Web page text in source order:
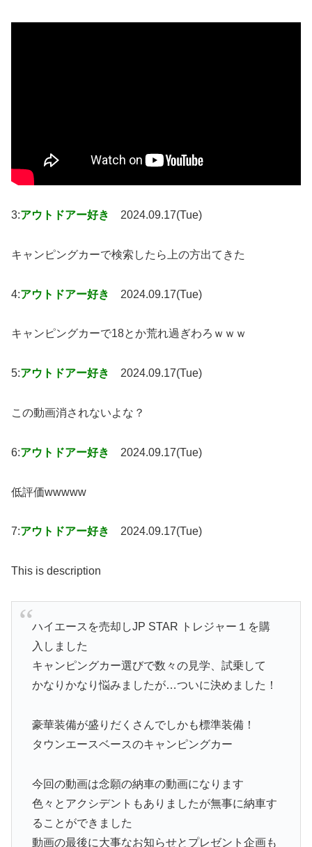
3:アウトドアー好き 2024.09.17(Tue)
キャンピングカーで検索したら上の方出てきた
4:アウトドアー好き 2024.09.17(Tue)
キャンピングカーで18とか荒れ過ぎわろｗｗｗ
5:アウトドアー好き 2024.09.17(Tue)
この動画消されないよな？
6:アウトドアー好き 2024.09.17(Tue)
低評価wwwww
7:アウトドアー好き 2024.09.17(Tue)
This is description
ハイエースを売却しJP STAR トレジャー１を購
入しました
キャンピングカー選びで数々の見学、試乗して
かなりかなり悩みましたが…ついに決めました！
豪華装備が盛りだくさんでしかも標準装備！
タウンエースベースのキャンピングカー
今回の動画は念願の納車の動画になります
色々とアクシデントもありましたが無事に納車す
ることができました
動画の最後に大事なお知らせとプレゼント企画も